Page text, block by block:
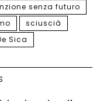
senza futuro
sciuscià
Sica